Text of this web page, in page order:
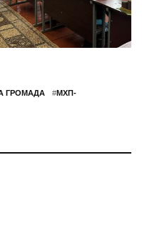
ГРОМАДА #МХП-